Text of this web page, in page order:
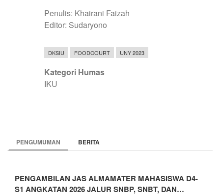
Penulis: Khairani Faizah
Editor: Sudaryono
DKSIU FOODCOURT UNY 2023
Kategori Humas
IKU
PENGUMUMAN BERITA
PENGAMBILAN JAS ALMAMATER MAHASISWA D4-
S1 ANGKATAN 2026 JALUR SNBP, SNBT, DAN…